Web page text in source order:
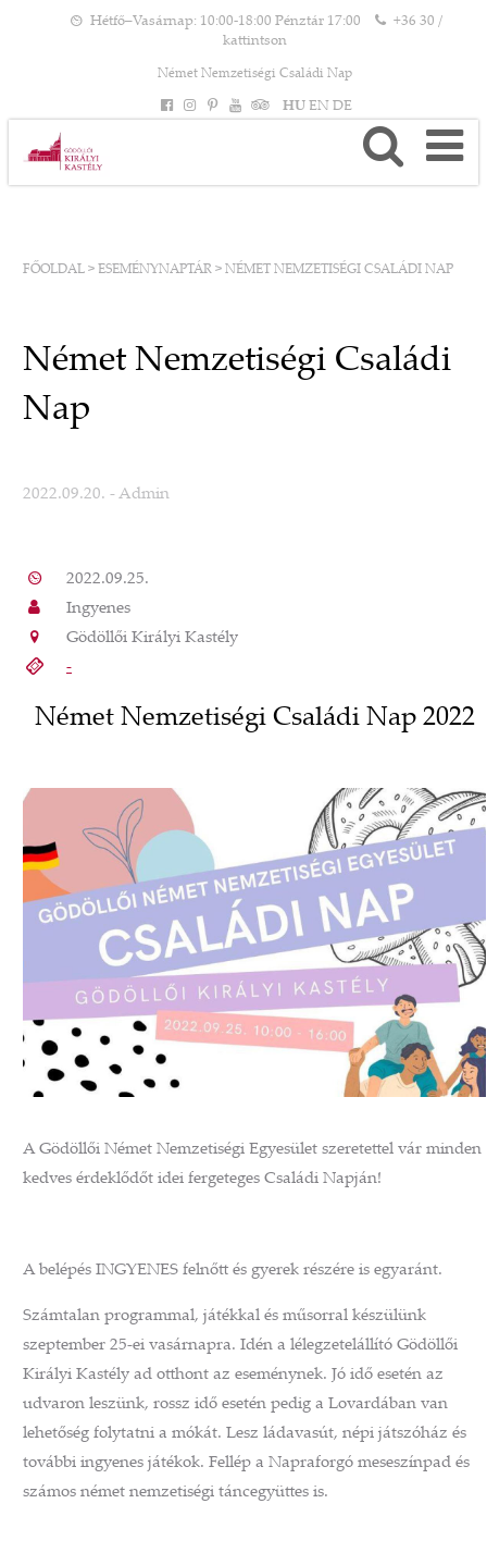
Hétfő–Vasárnap: 10:00-18:00 Pénztár 17:00
+36 30 /
kattintson
Német Nemzetiségi Családi Nap
HU EN DE
FŐOLDAL > ESEMÉNYNAPTÁR > NÉMET NEMZETISÉGI CSALÁDI NAP
Német Nemzetiségi Családi
Nap
2022.09.20. - Admin
2022.09.25.
Ingyenes
Gödöllői Királyi Kastély
-
Német Nemzetiségi Családi Nap 2022
A Gödöllői Német Nemzetiségi Egyesület szeretettel vár minden
kedves érdeklődőt idei fergeteges Családi Napján!
A belépés INGYENES felnőtt és gyerek részére is egyaránt.
Számtalan programmal, játékkal és műsorral készülünk
szeptember 25-ei vasárnapra. Idén a lélegzetelállító Gödöllői
Királyi Kastély ad otthont az eseménynek. Jó idő esetén az
udvaron leszünk, rossz idő esetén pedig a Lovardában van
lehetőség folytatni a mókát. Lesz ládavasút, népi játszóház és
további ingyenes játékok. Fellép a Napraforgó meseszínpad és
számos német nemzetiségi táncegyüttes is.